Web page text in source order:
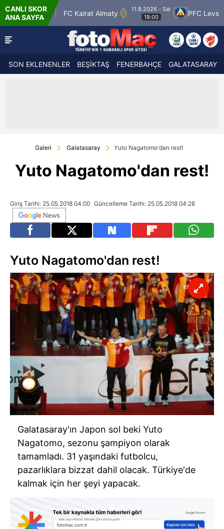
CANLI SKOR
ANA SAYFAFC Kairat Almaty
11.8.2026 - Sal
18:00
PFC Levski Sofya
SON EKLENENLER BEŞİKTAŞ FENERBAHÇE GALATASARAY
Galeri Galatasaray Yuto Nagatomo'dan rest!
Yuto Nagatomo'dan rest!
Giriş Tarihi: 25.05.2018 04:00 Güncelleme Tarihi: 25.05.2018 04:26
Yuto Nagatomo'dan rest!
Galatasaray'ın Japon sol beki Yuto
Nagatomo, sezonu şampiyon olarak
tamamladı. 31 yaşındaki futbolcu,
pazarlıklara bizzat dahil olacak. Türkiye'de
kalmak için her şeyi yapacak.